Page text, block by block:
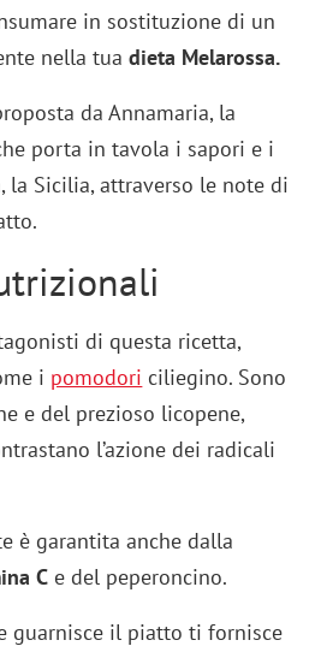
in sostituzione di un
nella tuadieta Melarossa.
da Annamaria, la
porta in tavola i sapori e i
la Sicilia, attraverso le note di
di questa ricetta,
i pomodori ciliegino. Sono
e del prezioso licopene,
l’azione dei radicali
è garantita anche dalla
C e del peperoncino.
guarnisce il piatto ti fornisce